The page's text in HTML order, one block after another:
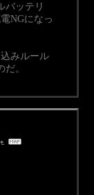
バッテリ
NGになっ
みルール
。